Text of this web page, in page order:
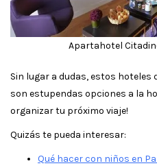
Apartahotel
Sin lugar a dudas, estos hoteles
son estupendas opciones a la
organizar tu próximo viaje!
Quizás te pueda interesar:
Qué hacer con niños en